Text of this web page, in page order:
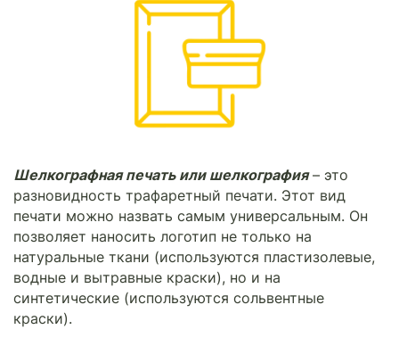
Шелкографная печать или шелкография– это
разновидность трафаретный печати. Этот вид
печати можно назвать самым универсальным. Он
позволяет наносить логотип не только на
натуральные ткани (используются пластизолевые,
водные и вытравные краски), но и на
синтетические (используются сольвентные
краски).